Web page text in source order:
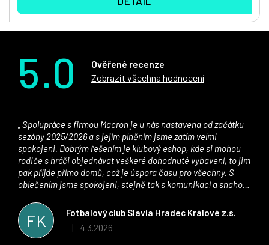
5.0
Ověřené recenze
Zobrazit všechna hodnocení
FK
Fotbalový club Slavia Hradec Králové z.s.
Hodnocení obchodu je 5 z 5 hvězdiček.
| 4.3.2026
sezóny 2025/2026 a s jejím plněním jsme zatím velmi
spokojeni. Dobrým řešením je klubový eshop, kde si mohou
rodiče s hráči objednávat veškeré dohodnuté vybavení, to jim
pak přijde přímo domů, což je úspora času pro všechny. S
oblečením jsme spokojeni, stejně tak s komunikací a snahou
stran. Věříme, že v tomto duchu bude spolupráce pokračovat
i nadále, nyní už začínáme řešit i první sady dresů ;)